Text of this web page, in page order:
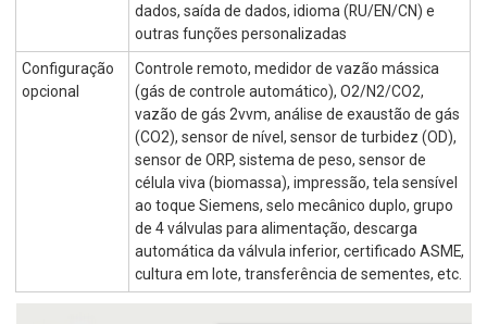
dados, saída de dados, idioma (RU/EN/CN) e
outras funções personalizadas
Configuração
opcional
Controle remoto, medidor de vazão mássica
(gás de controle automático), O2/N2/CO2,
vazão de gás 2vvm, análise de exaustão de gás
(CO2), sensor de nível, sensor de turbidez (OD),
sensor de ORP, sistema de peso, sensor de
célula viva (biomassa), impressão, tela sensível
ao toque Siemens, selo mecânico duplo, grupo
de 4 válvulas para alimentação, descarga
automática da válvula inferior, certificado ASME,
cultura em lote, transferência de sementes, etc.